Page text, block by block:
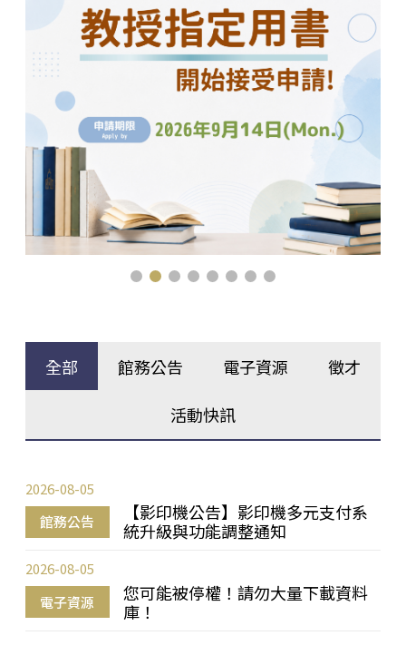
全部 館務公告 電子資源 徵才
活動快訊
館務公告
【影印機公告】影印機多元支付系
統升級與功能調整通知
2026-08-05
電子資源
您可能被停權！請勿大量下載資料
庫！
2026-08-05